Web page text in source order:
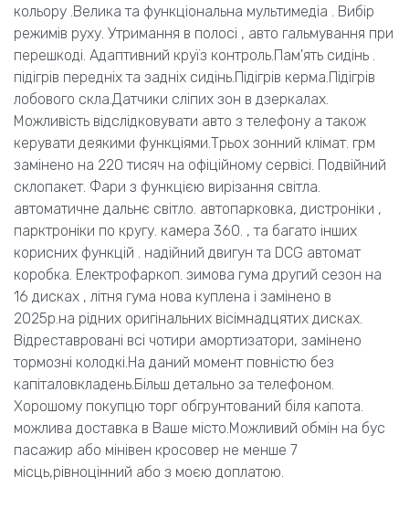
кольору .Велика та функціональна мультимедіа . Вибір
режимів руху. Утримання в полосі , авто гальмування при
перешкоді. Адаптивний круїз контроль.Пам'ять сидінь .
підігрів передніх та задніх сидінь.Підігрів керма.Підігрів
лобового скла.Датчики сліпих зон в дзеркалах.
Можливість відслідковувати авто з телефону а також
керувати деякими функціями.Трьох зонний клімат. грм
замінено на 220 тисяч на офіційному сервісі. Подвійний
склопакет. Фари з функцією вирізання світла.
автоматичне дальнє світло. автопарковка, дистроніки ,
парктроніки по кругу. камера 360. , та багато інших
корисних функцій . надійний двигун та DCG автомат
коробка. Електрофаркоп. зимова гума другий сезон на
16 дисках , літня гума нова куплена і замінено в
2025р.на рідних оригінальних вісімнадцятих дисках.
Відреставровані всі чотири амортизатори, замінено
тормозні колодкі.На даний момент повністю без
капіталовкладень.Більш детально за телефоном.
Хорошому покупцю торг обгрунтований біля капота.
можлива доставка в Ваше місто.Можливий обмін на бус
пасажир або мінівен кросовер не менше 7
місць,рівноцінний або з моєю доплатою.